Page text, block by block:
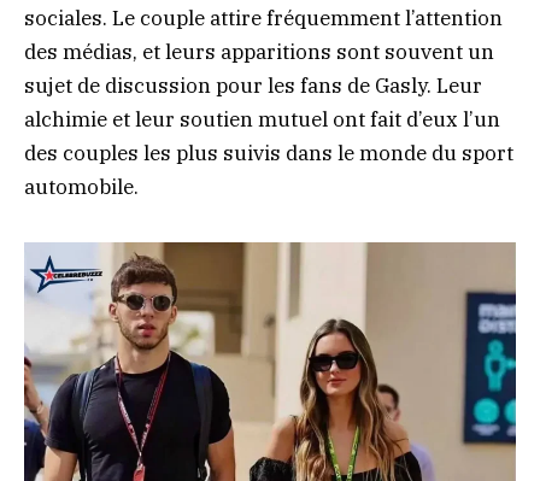
sociales. Le couple attire fréquemment l’attention
des médias, et leurs apparitions sont souvent un
sujet de discussion pour les fans de Gasly. Leur
alchimie et leur soutien mutuel ont fait d’eux l’un
des couples les plus suivis dans le monde du sport
automobile.